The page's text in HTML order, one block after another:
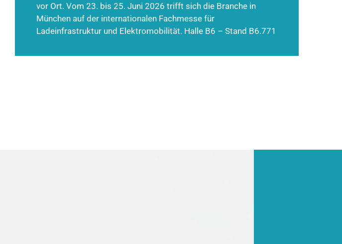
vor Ort. Vom 23. bis 25. Juni 2026 trifft sich die Branche in
München auf der internationalen Fachmesse für
Ladeinfrastruktur und Elektromobilität. Halle B6 – Stand B6.771